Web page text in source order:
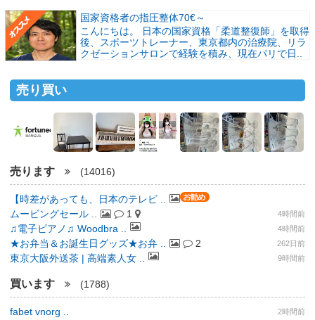
国家資格者の指圧整体70€～
こんにちは。 日本の国家資格「柔道整復師」を取得
後、スポーツトレーナー、東京都内の治療院、リラ
クゼーションサロンで経験を積み、現在パリで日..
売り買い
売ります (14016)
【時差があっても、日本のテレビ ..
ムービングセール ..
1 4時間前
♫電子ピアノ♫ Woodbra .. 4時間前
★お弁当＆お誕生日グッズ★お弁 .. 2 262日前
東京大阪外送茶 | 高端素人女 .. 9時間前
買います (1788)
fabet vnorg .. 2時間前